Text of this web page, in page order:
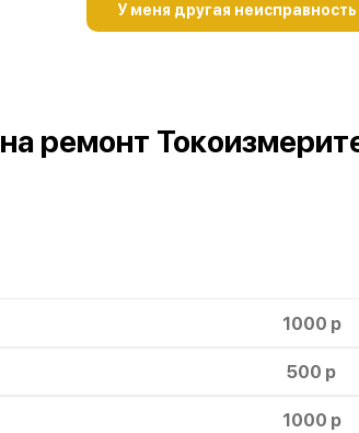
У меня другая неисправность
на ремонт
1000 р
500 р
1000 р